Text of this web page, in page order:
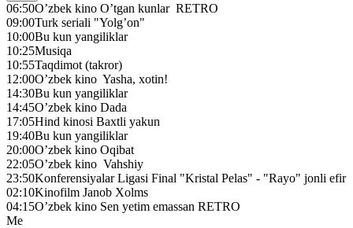
06:50O’zbek kino O’tgan kunlar RETRO
09:00Turk seriali "Yolg’on"
10:00Bu kun yangiliklar
10:25Musiqa
10:55Taqdimot (takror)
12:00O’zbek kino Yasha, xotin!
14:30Bu kun yangiliklar
14:45O’zbek kino Dada
17:05Hind kinosi Baxtli yakun
19:40Bu kun yangiliklar
20:00O’zbek kino Oqibat
22:05O’zbek kino Vahshiy
23:50Konferensiyalar Ligasi Final "Kristal Pelas" - "Rayo" jonli efir
02:10Kinofilm Janob Xolms
04:15O’zbek kino Sen yetim emassan RETRO
Me